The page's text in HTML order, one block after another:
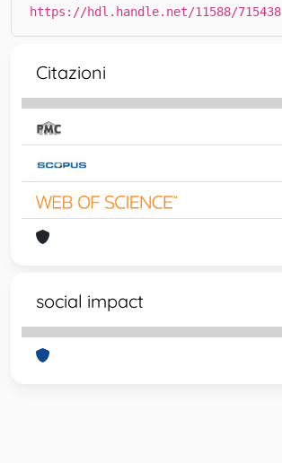
https://hdl.handle.net/11588/715438
Citazioni
social impact